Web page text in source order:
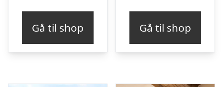
Gå til shop Gå til shop